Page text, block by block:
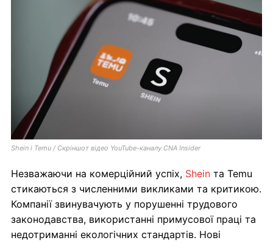
Shein і Temu / Скріншот відео YouTube-каналу CNA Insider
Незважаючи на комерційний успіх, Shein та Temu
стикаються з численними викликами та критикою.
Компанії звинувачують у порушенні трудового
законодавства, використанні примусової праці та
недотриманні екологічних стандартів. Нові